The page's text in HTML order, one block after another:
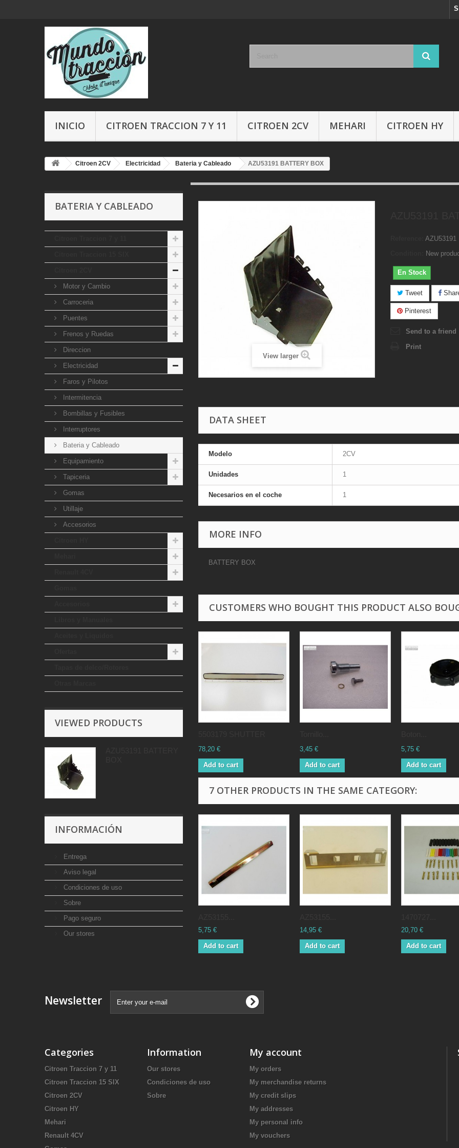
INICIO CITROEN TRACCION 7 Y 11 CITROEN 2CV MEHARI CITROEN HY
Citroen 2CV Electricidad Bateria y Cableado AZU53191 BATTERY BOX
BATERIA Y CABLEADO
Motor y Cambio
Carroceria
Puentes
Frenos y Ruedas
Direccion
Electricidad
Faros y Pilotos
Intermitencia
Bombillas y Fusibles
Interruptores
Bateria y Cableado
Equipamiento
Tapiceria
Gomas
Utillaje
Accesorios
VIEWED PRODUCTS
INFORMACIÓN
Entrega
Aviso legal
Condiciones de uso
Sobre
Pago seguro
Our stores
View larger
AZU53191
New
En Stock
Tweet
Pinterest
Send to a friend
Print
DATA SHEET
Modelo 2CV
Unidades 1
Necesarios en el coche 1
MORE INFO
BATTERY BOX
CUSTOMERS WHO BOUGHT THIS PRODUCT ALSO
78,20 €
Add to cart
3,45 €
Add to cart
5,75 €
Add to cart
7 OTHER PRODUCTS IN THE SAME CATEGORY:
5,75 €
Add to cart
14,95 €
Add to cart
20,70 €
Add to cart
Newsletter
Categories
Citroen Traccion 7 y 11
Citroen Traccion 15 SIX
Citroen 2CV
Citroen HY
Mehari
Renault 4CV
Information
Our stores
Condiciones de uso
Sobre
My account
My orders
My merchandise returns
My credit slips
My addresses
My personal info
My vouchers